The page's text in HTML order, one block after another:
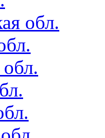
обл.